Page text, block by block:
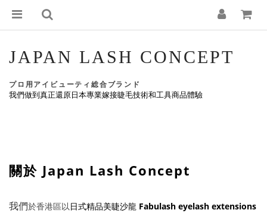
JAPAN LASH CONCEPT
プロ用アイビューティ総合ブランド
我們做到真正還原日本專業嫁接睫毛技術和工具商品體驗
關於 Japan Lash Concept
我們於香港區以 日式精品美睫沙龍 Fabulash eyelash extensions